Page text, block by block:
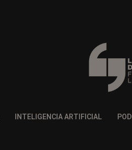
INTELIGENCIA ARTIFICIAL